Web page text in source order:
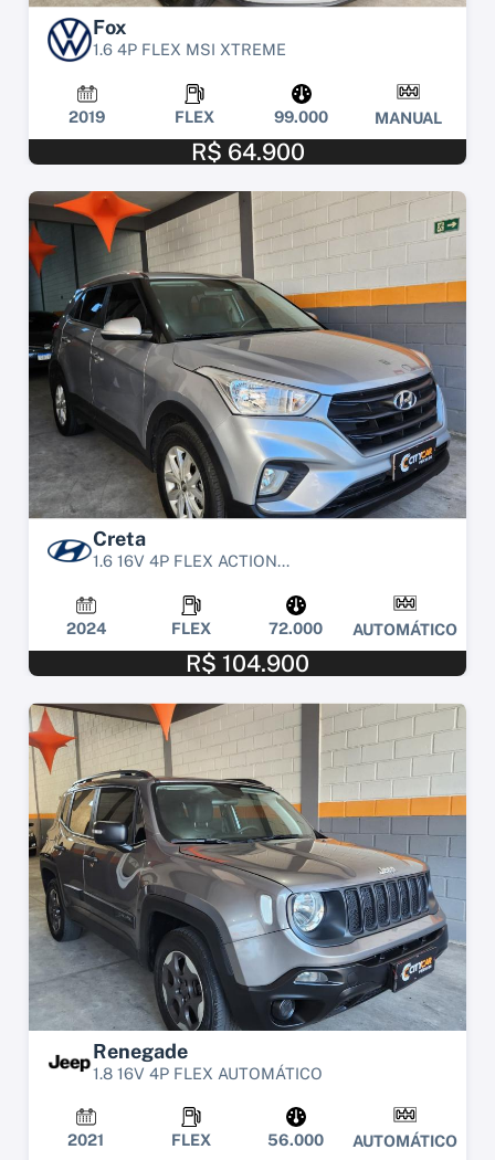
Fox
1.6 4P FLEX MSI XTREME
2019 FLEX 99.000 MANUAL
R$ 64.900
Creta
1.6 16V 4P FLEX ACTION...
2024 FLEX 72.000 AUTOMÁTICO
R$ 104.900
Renegade
1.8 16V 4P FLEX AUTOMÁTICO
2021 FLEX 56.000 AUTOMÁTICO